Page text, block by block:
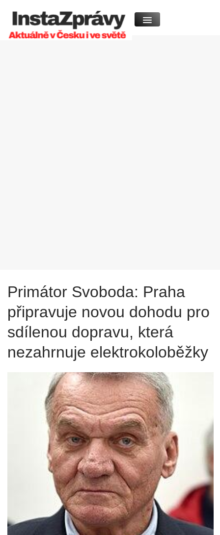
Primátor Svoboda: Praha
připravuje novou dohodu pro
sdílenou dopravu, která
nezahrnuje elektrokoloběžky